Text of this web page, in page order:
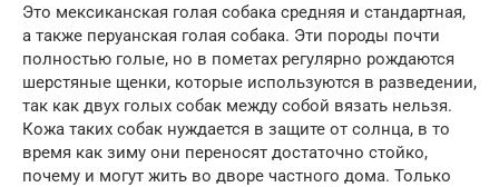
Это мексиканская голая собака средняя и стандартная,
а также перуанская голая собака. Эти породы почти
полностью голые, но в пометах регулярно рождаются
шерстяные щенки, которые используются в разведении,
так как двух голых собак между собой вязать нельзя.
Кожа таких собак нуждается в защите от солнца, в то
время как зиму они переносят достаточно стойко,
почему и могут жить во дворе частного дома. Только